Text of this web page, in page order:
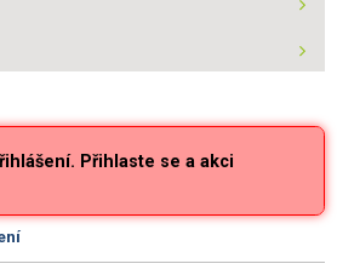
Přihlaste se a akci